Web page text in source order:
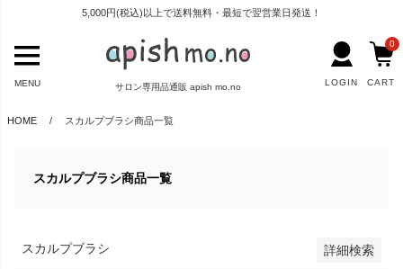
5,000円(税込)以上で送料無料・最短で翌営業日発送！
サロン専用品通販 apish mo.no
MENU LOGIN CART
0
HOME スカルプブラシ商品一覧
スカルプブラシ商品一覧
スカルプブラシ 詳細検索
価格が安い順
価格が高い順
キーワードヒット順